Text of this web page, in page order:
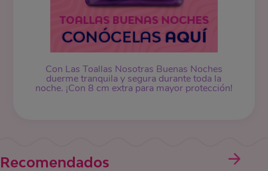
Con Las Toallas Nosotras Buenas Noches
duerme tranquila y segura durante toda la
noche. ¡Con 8 cm extra para mayor protección!
Recomendados